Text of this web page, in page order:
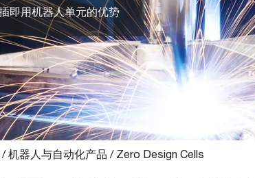
即用机器人单元的优势
/机器人与自动化产品 / Zero Design Cells